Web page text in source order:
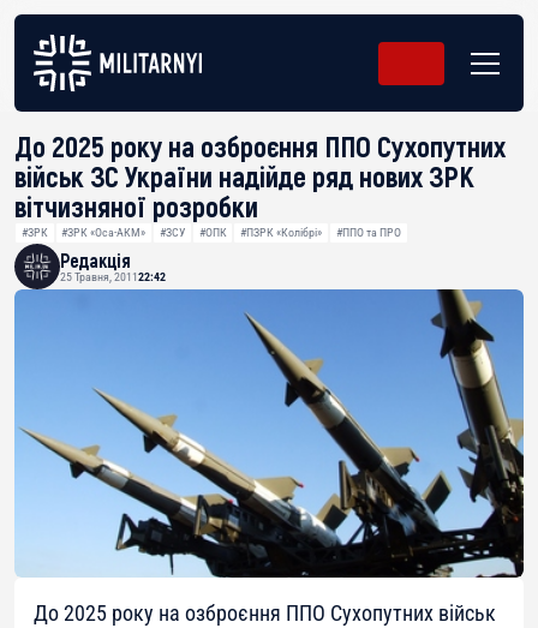
До 2025 року на озброєння ППО Сухопутних
військ ЗС України надійде ряд нових ЗРК
вітчизняної розробки
#ЗРК #ЗРК «Оса-АКМ» #ЗСУ #ОПК #ПЗРК «Колібрі» #ППО та ПРО
Редакція
25 Травня, 201122:42
До 2025 року на озброєння ППО Сухопутних військ